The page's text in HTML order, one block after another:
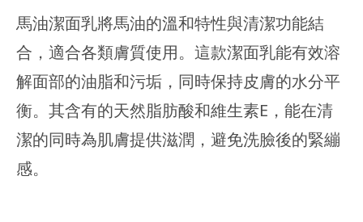
馬油潔面乳將馬油的溫和特性與清潔功能結
合，適合各類膚質使用。這款潔面乳能有效溶
解面部的油脂和污垢，同時保持皮膚的水分平
衡。其含有的天然脂肪酸和維生素E，能在清
潔的同時為肌膚提供滋潤，避免洗臉後的緊繃
感。